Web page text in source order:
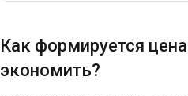
Как формируется
экономить?